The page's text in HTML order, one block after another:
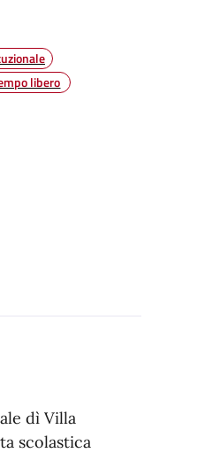
libero
dì Villa
scolastica